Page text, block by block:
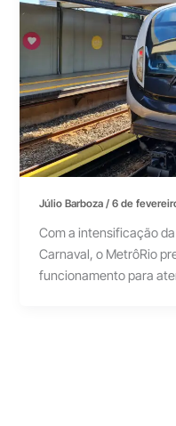
Júlio Barboza/6 de
Com a intensificação
Carnaval, o MetrôRio
funcionamento para